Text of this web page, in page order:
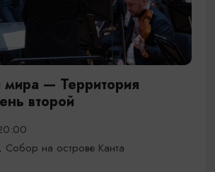
мира — Территория
второй
Собор на острове Канта